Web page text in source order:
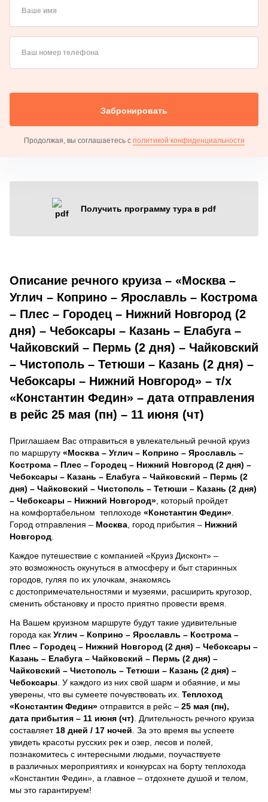
Ваше имя
Ваш номер телефона
Забронировать
Продолжая, вы соглашаетесь с политикой конфиденциальности
Получить программу тура в pdf
Описание речного круиза – «Москва –
Углич – Коприно – Ярославль – Кострома
– Плес – Городец – Нижний Новгород (2
дня) – Чебоксары – Казань – Елабуга –
Чайковский – Пермь (2 дня) – Чайковский
– Чистополь – Тетюши – Казань (2 дня) –
Чебоксары – Нижний Новгород» – т/х
«Константин Федин» – дата отправления
в рейс 25 мая (пн) – 11 июня (чт)
Приглашаем Вас отправиться в увлекательный речной круиз
по маршруту «Москва – Углич – Коприно – Ярославль –
Кострома – Плес – Городец – Нижний Новгород (2 дня) –
Чебоксары – Казань – Елабуга – Чайковский – Пермь (2
дня) – Чайковский – Чистополь – Тетюши – Казань (2 дня)
– Чебоксары – Нижний Новгород» , который пройдет
на комфортабельном теплоходе «Константин Федин»
Город отправления – Москва , город прибытия – Нижний
Новгород
Каждое путешествие с компанией «Круиз Дисконт» –
это возможность окунуться в атмосферу и быт старинных
городов, гуляя по их улочкам, знакомясь
с достопримечательностями и музеями, расширить кругозор,
сменить обстановку и просто приятно провести время.
На Вашем круизном маршруте будут такие удивительные
города как Углич – Коприно – Ярославль – Кострома –
Плес – Городец – Нижний Новгород (2 дня) – Чебоксары –
Казань – Елабуга – Чайковский – Пермь (2 дня) –
Чайковский – Чистополь – Тетюши – Казань (2 дня) –
Чебоксары . У каждого из них свой шарм и обаяние, и мы
уверены, что вы сумеете почувствовать их. Теплоход
«Константин Федин» отправится в рейс – 25 мая (пн),
дата прибытия – 11 июня (чт) . Длительность речного круиза
составляет 18 дней / 17 ночей За это время вы успеете
увидеть красоты русских рек и озер, лесов и полей,
познакомитесь с интересными людьми, поучаствуете
в различных мероприятиях и конкурсах на борту теплохода
«Константин Федин», а главное – отдохнете душой и телом,
мы это гарантируем!